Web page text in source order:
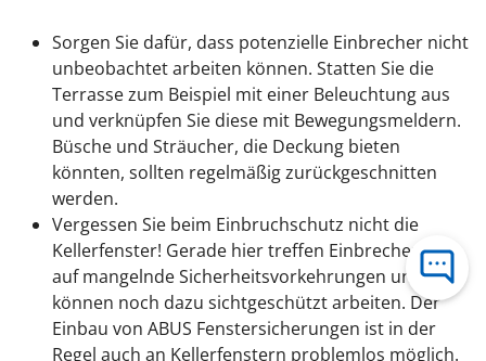
Sorgen Sie dafür, dass potenzielle Einbrecher nicht
unbeobachtet arbeiten können. Statten Sie die
Terrasse zum Beispiel mit einer Beleuchtung aus
und verknüpfen Sie diese mit Bewegungsmeldern.
Büsche und Sträucher, die Deckung bieten
könnten, sollten regelmäßig zurückgeschnitten
werden.
Vergessen Sie beim Einbruchschutz nicht die
Kellerfenster! Gerade hier treffen Einbrecher oft
auf mangelnde Sicherheitsvorkehrungen und
können noch dazu sichtgeschützt arbeiten. Der
Einbau von ABUS Fenstersicherungen ist in der
Regel auch an Kellerfenstern problemlos möglich.